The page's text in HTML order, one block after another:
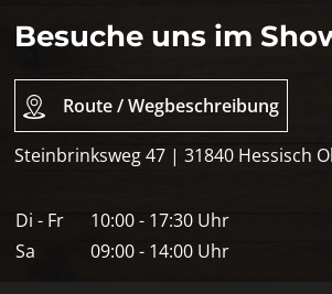
Besuche uns im
Route / Wegbeschreibung
Steinbrinksweg 47 | 31840 Hessisch
Di - Fr
10:00 - 17:30 Uhr
Sa
09:00 - 14:00 Uhr